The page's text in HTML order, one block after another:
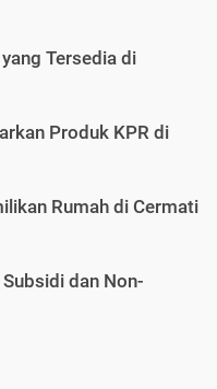
Tersedia di
Produk KPR di
Rumah di Cermati
dan Non-